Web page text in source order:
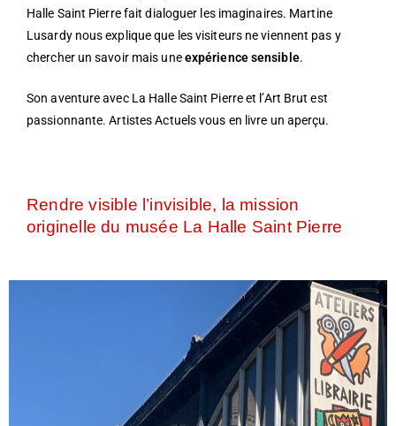
Halle Saint Pierre fait dialoguer les imaginaires. Martine
Lusardy nous explique que les visiteurs ne viennent pas y
chercher un savoir mais uneexpérience sensible.
Son aventure avec La Halle Saint Pierre et l’Art Brut est
passionnante. Artistes Actuels vous en livre un aperçu.
Rendre visible l’invisible, la mission
originelle du musée La Halle Saint Pierre